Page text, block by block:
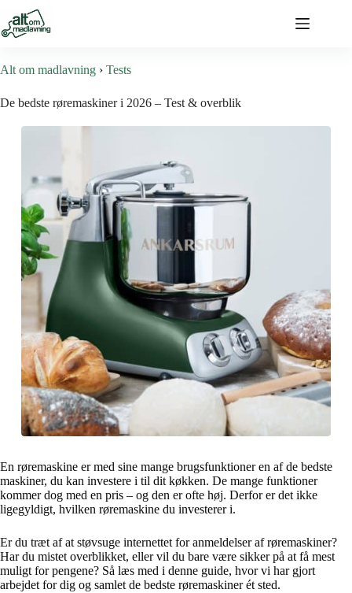
Alt om madlavning › Tests
De bedste røremaskiner i 2026 – Test & overblik
En røremaskine er med sine mange brugsfunktioner en af de bedste
maskiner, du kan investere i til dit køkken. De mange funktioner
kommer dog med en pris – og den er ofte høj. Derfor er det ikke
ligegyldigt, hvilken røremaskine du investerer i.
Er du træt af at støvsuge internettet for anmeldelser af røremaskiner?
Har du mistet overblikket, eller vil du bare være sikker på at få mest
muligt for pengene? Så læs med i denne guide, hvor vi har gjort
arbejdet for dig og samlet de bedste røremaskiner ét sted.